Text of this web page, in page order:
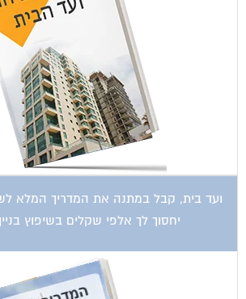
ועד בית, קבל במתנה את המדריך המלא
יחסוך לך אלפי שקלים בשיפוץ